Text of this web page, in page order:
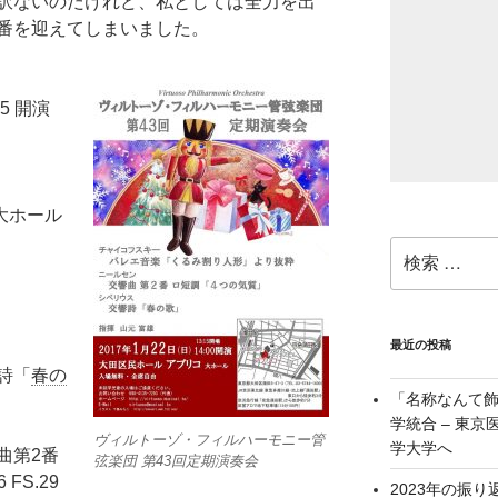
を迎えてしまいました。
ヴィルトーゾ・フィルハーモニー管
弦楽団 第43回定期演奏会
開演
ホール
「 春の
第2番
FS.29
索:
最近の投稿
「名称なんて
学統合 – 東京
学大学へ
2023年の振り